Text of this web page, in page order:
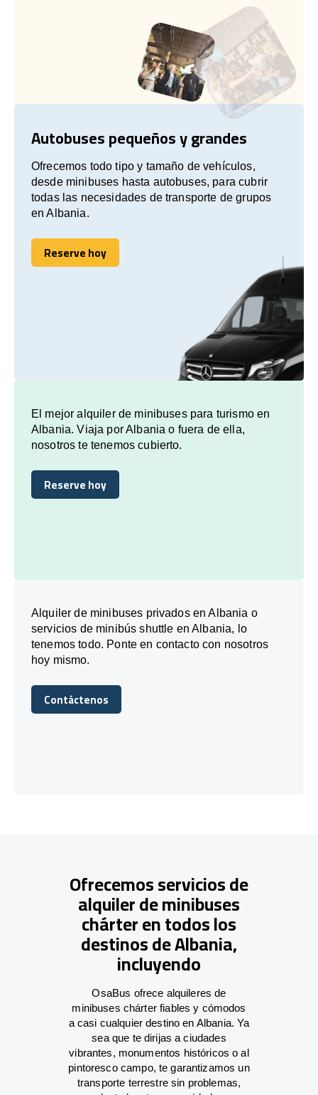
Autobuses pequeños y grandes
Ofrecemos todo tipo y tamaño de vehículos,
desde minibuses hasta autobuses, para cubrir
todas las necesidades de transporte de grupos
en Albania.
Reserve hoy
Reserve hoy
El mejor alquiler de minibuses para turismo en
Albania. Viaja por Albania o fuera de ella,
nosotros te tenemos cubierto.
Reserve hoy
Reserve hoy
Alquiler de minibuses privados en Albania o
servicios de minibús shuttle en Albania, lo
tenemos todo. Ponte en contacto con nosotros
hoy mismo.
Contáctenos
Contáctenos
Ofrecemos servicios de
alquiler de minibuses
chárter en todos los
destinos de Albania,
incluyendo
OsaBus ofrece alquileres de
minibuses chárter fiables y cómodos
a casi cualquier destino en Albania. Ya
sea que te dirijas a ciudades
vibrantes, monumentos históricos o al
pintoresco campo, te garantizamos un
transporte terrestre sin problemas,